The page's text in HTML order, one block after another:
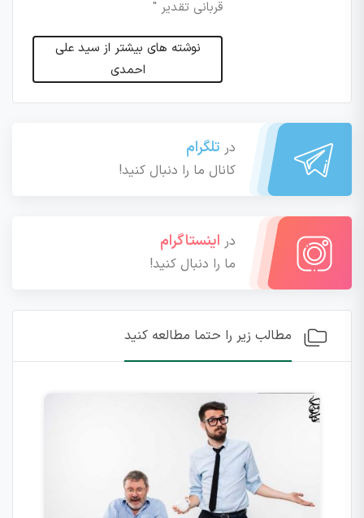
قربانی تقدیر "
نوشته های بیشتر از سید علی
احمدی
در تلگرام
کانال ما را دنبال کنید!
در اینستاگرام
ما را دنبال کنید!
مطالب زیر را حتما مطالعه کنید